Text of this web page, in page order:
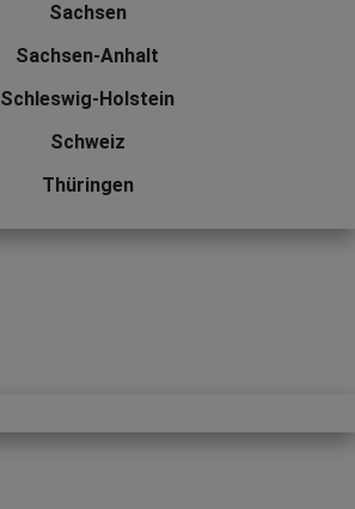
Sachsen
Sachsen-Anhalt
Schleswig-Holstein
Schweiz
Thüringen